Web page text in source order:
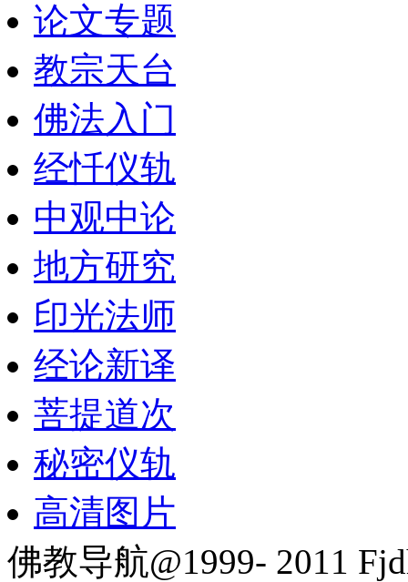
论文专题
教宗天台
佛法入门
经忏仪轨
中观中论
地方研究
印光法师
经论新译
菩提道次
秘密仪轨
高清图片
佛教导航@1999- 2011